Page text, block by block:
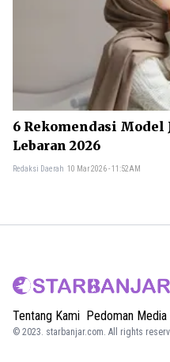
6 Rekomendasi
Lebaran 2026
Redaksi Daerah 10 Mar 2026 - 11:52AM
Tentang Kami Pedoman
© 2023. starbanjar.com. All rights